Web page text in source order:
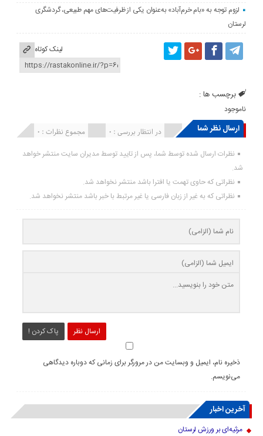
لزوم توجه به «بام خرم‌آباد» به‌عنوان یکی از ظرفیت‌های مهم طبیعی، گردشگری
لرستان
لینک کوتاه
برچسب ها :
ناموجود
ارسال نظر شما مجموع نظرات : 0 در انتظار بررسی : 0 انتشار یافته : ۰
نظرات ارسال شده توسط شما، پس از تایید توسط مدیران سایت منتشر خواهد
شد.
نظراتی که حاوی تهمت یا افترا باشد منتشر نخواهد شد.
نظراتی که به غیر از زبان فارسی یا غیر مرتبط با خبر باشد منتشر نخواهد شد.
ارسال نظر پاک کردن !
ذخیره نام، ایمیل و وبسایت من در مرورگر برای زمانی که دوباره دیدگاهی
می‌نویسم.
آخرین اخبار
مرثیه‌ای بر ورزش لرستان